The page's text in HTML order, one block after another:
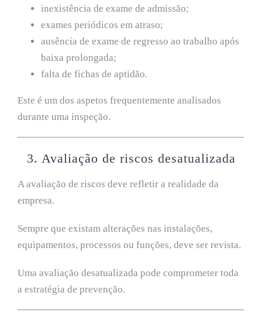
inexistência de exame de admissão;
exames periódicos em atraso;
ausência de exame de regresso ao trabalho após
baixa prolongada;
falta de fichas de aptidão.
Este é um dos aspetos frequentemente analisados
durante uma inspeção.
3. Avaliação de riscos desatualizada
A avaliação de riscos deve refletir a realidade da
empresa.
Sempre que existam alterações nas instalações,
equipamentos, processos ou funções, deve ser revista.
Uma avaliação desatualizada pode comprometer toda
a estratégia de prevenção.